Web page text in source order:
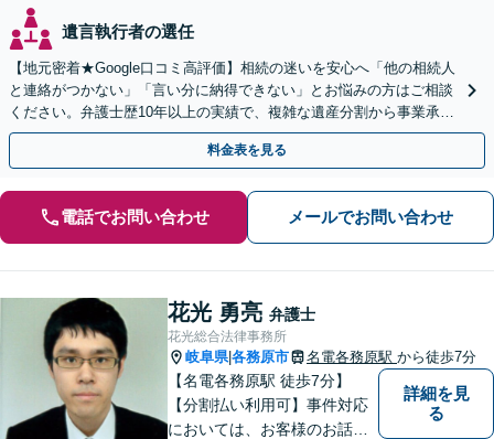
遺言執行者の選任
【地元密着★Google口コミ高評価】相続の迷いを安心へ「他の相続人
と連絡がつかない」「言い分に納得できない」とお悩みの方はご相談
ください。弁護士歴10年以上の実績で、複雑な遺産分割から事業承継
まで幅広く対応【休日・夜間相談可｜駐車場あり】
料金表を見る
電話でお問い合わせ メールでお問い合わせ
花光 勇亮 弁護士
花光総合法律事務所
岐阜県|各務原市 名電各務原駅 から徒歩7分
【名電各務原駅 徒歩7分】
【分割払い利用可】事件対応
においては、お客様のお話を
詳細を見
る